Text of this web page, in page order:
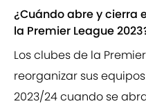
¿Cuándo abre y cierra
la Premier League
Los clubes de la
reorganizar sus
2023/24 cuando se